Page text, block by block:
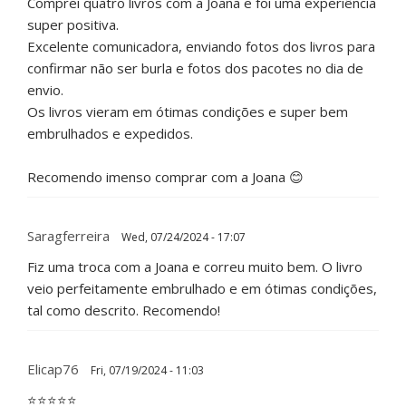
super positiva.
Excelente comunicadora, enviando fotos dos livros para
confirmar não ser burla e fotos dos pacotes no dia de
envio.
Os livros vieram em ótimas condições e super bem
embrulhados e expedidos.
Recomendo imenso comprar com a Joana 😊
Saragferreira Wed, 07/24/2024 - 17:07
Fiz uma troca com a Joana e correu muito bem. O livro
veio perfeitamente embrulhado e em ótimas condições,
tal como descrito. Recomendo!
Elicap76 Fri, 07/19/2024 - 11:03
⭐⭐⭐⭐⭐